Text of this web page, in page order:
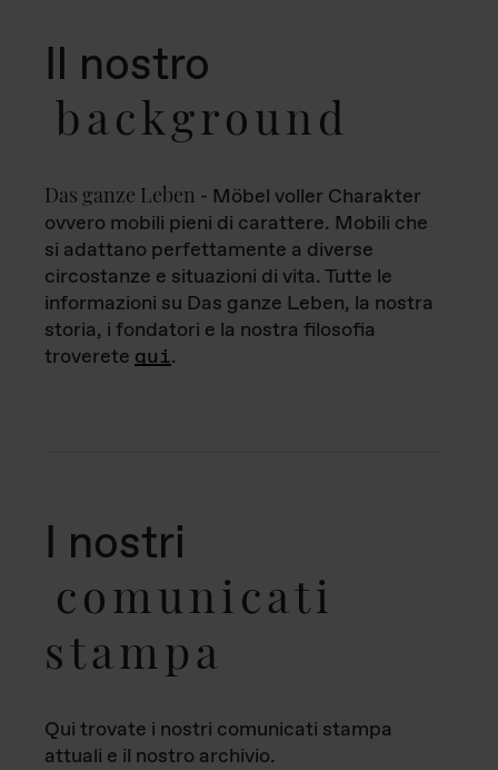
Il nostro
background
Das ganze Leben - Möbel voller Charakter
ovvero mobili pieni di carattere. Mobili che
si adattano perfettamente a diverse
circostanze e situazioni di vita. Tutte le
informazioni su Das ganze Leben, la nostra
storia, i fondatori e la nostra filosofia
troverete qui.
I nostri
comunicati
stampa
Qui trovate i nostri comunicati stampa
attuali e il nostro archivio.